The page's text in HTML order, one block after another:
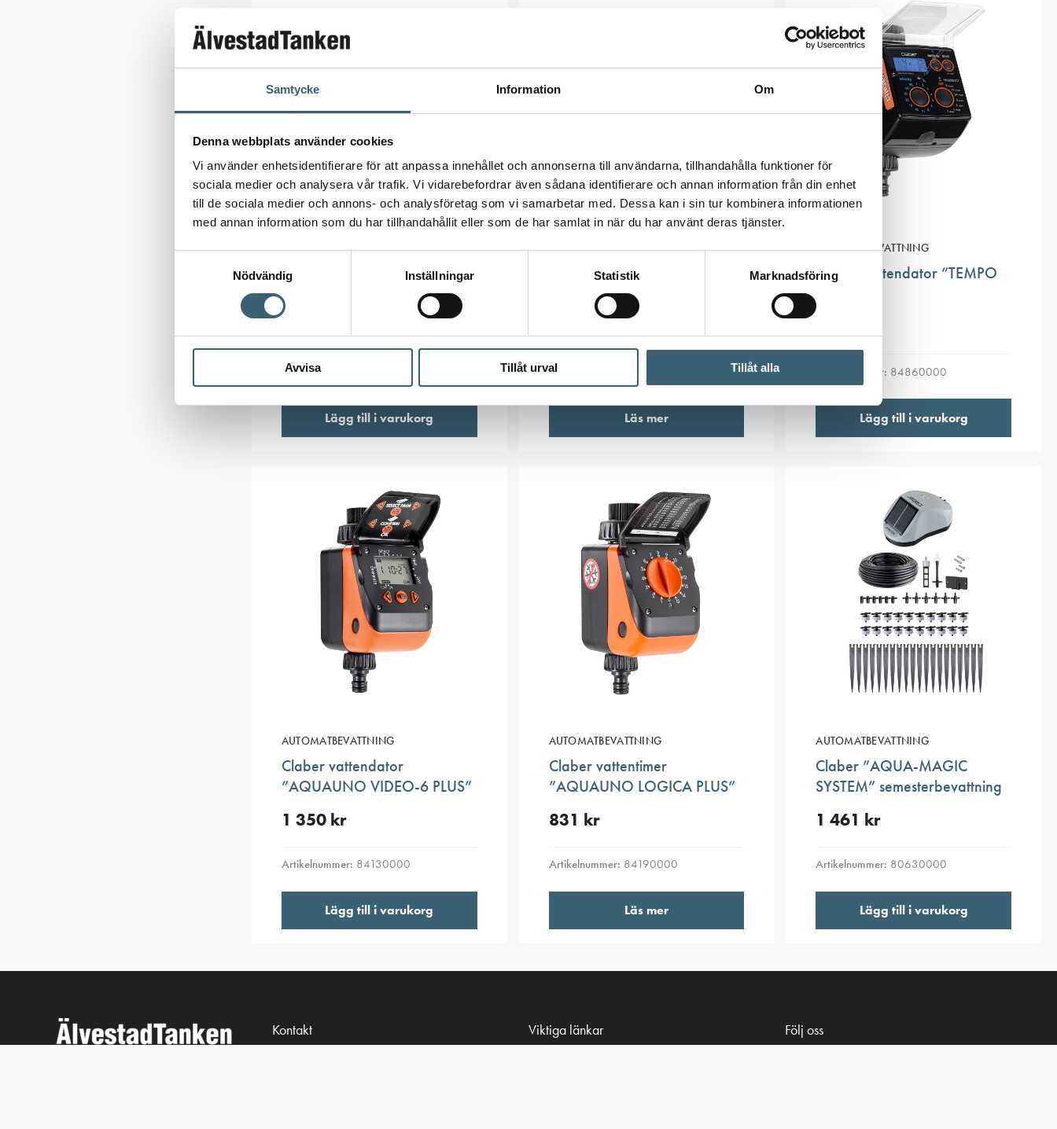
Samtycke Information Om
Denna webbplats använder cookies
Vi använder enhetsidentifierare för att anpassa innehållet och annonserna till användarna, tillhandahålla funktioner för
sociala medier och analysera vår trafik. Vi vidarebefordrar även sådana identifierare och annan information från din enhet
till de sociala medier och annons- och analysföretag som vi samarbetar med. Dessa kan i sin tur kombinera informationen
med annan information som du har tillhandahållit eller som de har samlat in när du har använt deras tjänster.
Nödvändig
Inställningar Statistik Marknadsföring
Avvisa Tillåt urval Tillåt alla
AUTOMATBEVATTNING
Claber 2-vägskoppling 3/4″
utv. gga
Artikelnummer:
Lägg till i varukorg
AUTOMATBEVATTNING
Claber vattendator ”DUAL
SELECT”
Artikelnummer:
Läs mer
AUTOMATBEVATTNING
Claber vattendator ”TEMPO
Artikelnummer: 84860000
Lägg till i varukorg
AUTOMATBEVATTNING
Claber vattendator
”AQUAUNO VIDEO-6 PLUS”
1 350 kr
Artikelnummer: 84130000
Lägg till i varukorg
AUTOMATBEVATTNING
Claber vattentimer
”AQUAUNO LOGICA PLUS”
831 kr
Artikelnummer: 84190000
Läs mer
AUTOMATBEVATTNING
Claber ”AQUA-MAGIC
SYSTEM” semesterbevattning
1 461 kr
Artikelnummer: 80630000
Lägg till i varukorg
Kontakt
Viktiga länkar Följ oss